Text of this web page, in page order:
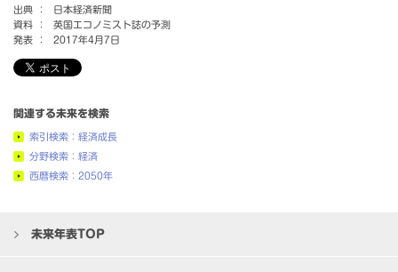
出典 ：
日本経済新聞
資料 ：
英国エコノミスト誌の予測
発表 ：
2017年4月7日
関連する未来を検索
索引検索：経済成長
分野検索：経済
西暦検索：2050年
未来年表TOP